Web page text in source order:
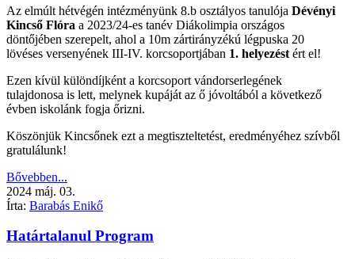
Az elmúlt hétvégén intézményünk 8.b osztályos tanulója Dévényi
Kincső Flóra a 2023/24-es tanév Diákolimpia országos
döntőjében szerepelt, ahol a 10m zártirányzékú légpuska 20
lövéses versenyének III-IV. korcsoportjában 1. helyezést ért el!
Ezen kívül különdíjként a korcsoport vándorserlegének
tulajdonosa is lett, melynek kupáját az ő jóvoltából a következő
évben iskolánk fogja őrizni.
Köszönjük Kincsőnek ezt a megtiszteltetést, eredményéhez szívből
gratulálunk!
Bővebben...
2024 máj. 03.
Írta: Barabás Enikő
Határtalanul Program